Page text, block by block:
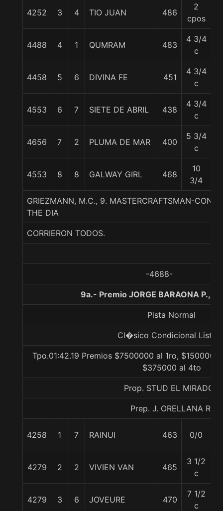
4252 3 4 TIO JUAN 486
2
cpos
4488 4 1 QUMRAM 483
4 3/4
c
4458 5 6 DIVINA FE 451
4 3/4
c
4553 6 7 SIETE DE ABRIL 438
4 3/4
c
4656 7 2 PLUMA DE MAR 400
5 3/4
c
4553 8 8 GALWAY GIRL 468
10
3/4
GRIEZMANN, M.C., 9. MASTERCRAFTSMAN-
THE DIA
CORRIERON TODOS.
-4688-
9a.- Premio JORGE BARAONA P.,
Pista Normal
Cl�sico Condicional
Tpo.01:42.19 Premios $7500000 al 1ro,
$375000 al 4to
Prop. STUD EL MIRADOR
Prep. J. ORELLANA R.
4258 1 7 RAINUI 463 0/0
4279 2 2 VIVIEN VAN 465
3 1/2
c
4279 3 6 JOVEURE 470
7 1/2
c